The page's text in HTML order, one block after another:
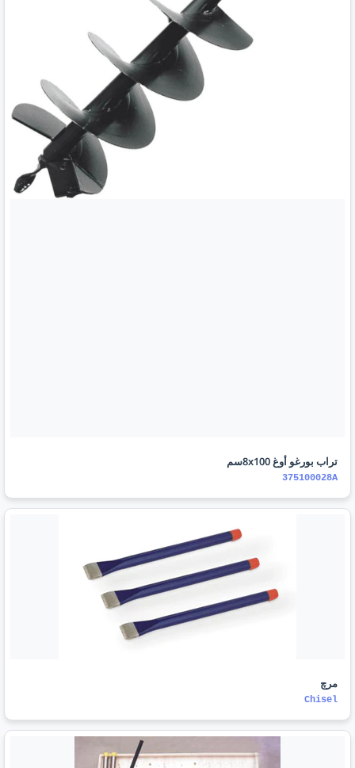
تراب بورغو أوغ 8x100سم
375100028A
مرچ
Chisel